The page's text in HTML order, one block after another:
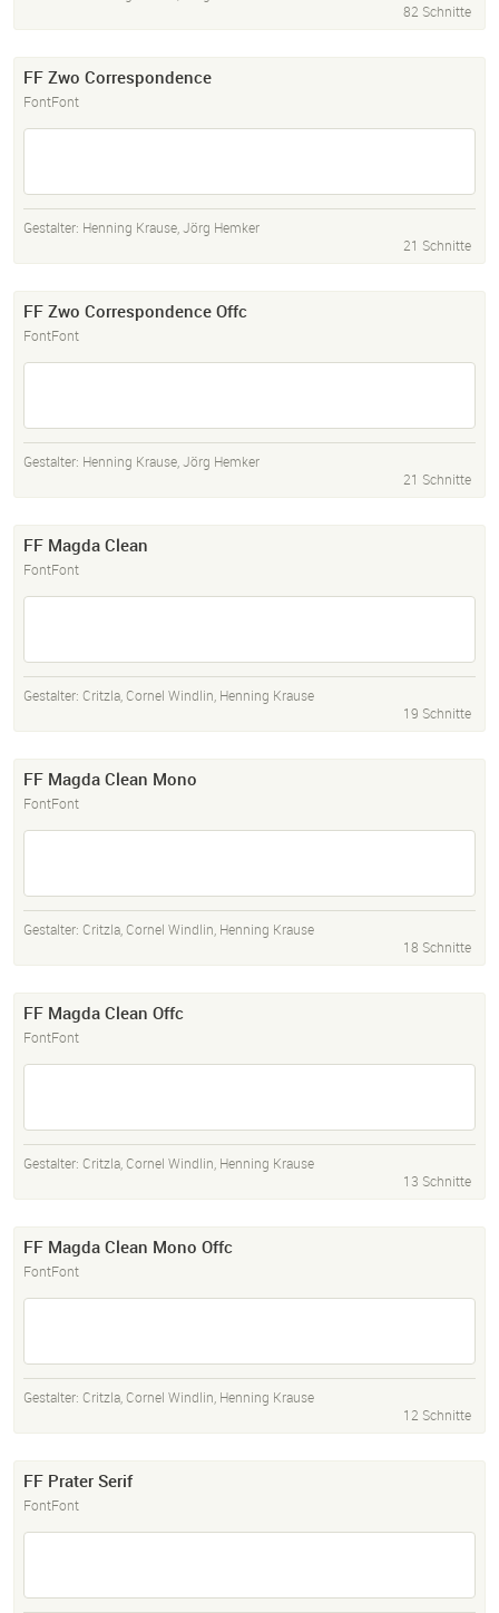
82 Schnitte
FF Zwo Correspondence
FontFont
Gestalter: Henning Krause,Jörg Hemker
21 Schnitte
FF Zwo Correspondence Offc
FontFont
Gestalter: Henning Krause,Jörg Hemker
21 Schnitte
FF Magda Clean
FontFont
Gestalter: Critzla,Cornel Windlin, Henning Krause
19 Schnitte
FF Magda Clean Mono
FontFont
Gestalter: Critzla,Cornel Windlin, Henning Krause
18 Schnitte
FF Magda Clean Offc
FontFont
Gestalter: Critzla,Cornel Windlin, Henning Krause
13 Schnitte
FF Magda Clean Mono Offc
FontFont
Gestalter: Critzla,Cornel Windlin, Henning Krause
12 Schnitte
FF Prater Serif
FontFont